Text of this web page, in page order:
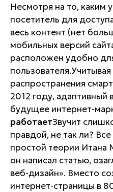
Несмотря на то, каким
посетитель для
весь контент (нет
мобильных версий
расположен удобно
распространения
2012 году, адаптивный
будущее интернет-
работаетЗвучит
правдой, не так ли?
простой теории Итана
он написал статью,
веб-дизайн». Вместо
интернет-страницы в